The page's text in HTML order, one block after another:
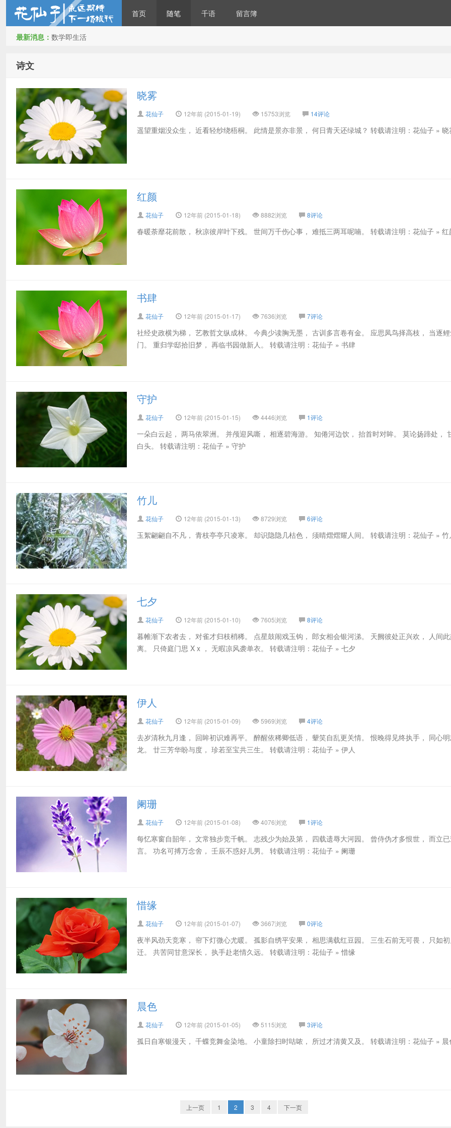
首页 随笔 千语 留言簿
最新消息： 数学即生活
诗文
晓雾
花仙子 12年前 (2015-01-19) 15753浏览 14评论
遥望重烟没众生， 近看轻纱绕梧桐。 此情是景亦非景， 何日青天还绿城？ 转载请注明：花仙子 » 晓
红颜
花仙子 12年前 (2015-01-18) 8882浏览 8评论
春暖荼靡花前散， 秋凉彼岸叶下残。 世间万千伤心事， 难抵三两耳呢喃。 转载请注明：花仙子 » 红
书肆
花仙子 12年前 (2015-01-17) 7636浏览 7评论
社经史政横为梯， 艺教哲文纵成林。 今典少读胸无墨， 古训多言卷有金。 应思凤鸟择高枝， 当逐
门。 重归学邸拾旧梦， 再临书园做新人。 转载请注明：花仙子 » 书肆
守护
花仙子 12年前 (2015-01-15) 4446浏览 1评论
一朵白云起， 两马依翠洲。 并颅迎风嘶， 相逐碧海游。 知倦河边饮， 抬首时对眸。 莫论扬蹄处，
白头。 转载请注明：花仙子 » 守护
竹儿
花仙子 12年前 (2015-01-13) 8729浏览 6评论
玉絮翩翩自不凡， 青枝亭亭只凌寒。 却识隐隐几枯色， 须晴熠熠耀人间。 转载请注明：花仙子 » 竹
七夕
花仙子 12年前 (2015-01-10) 7605浏览 8评论
暮帷渐下农者去， 对雀才归枝梢稀。 点星鼓闹戏玉钩， 郎女相会银河涕。 天阙彼处正兴欢， 人间
离。 只倚庭门思 X x ， 无暇凉风袭单衣。 转载请注明：花仙子 » 七夕
伊人
花仙子 12年前 (2015-01-09) 5969浏览 4评论
去岁清秋九月逢， 回眸初识难再平。 醉醒依稀卿低语， 颦笑自乱更关情。 恨晚得见终执手， 同心
龙。 廿三芳华盼与度， 珍若至宝共三生。 转载请注明：花仙子 » 伊人
阑珊
花仙子 12年前 (2015-01-08) 4076浏览 1评论
每忆寒窗自韶年， 文常独步竞千帆。 志残少为始及第， 四载遗辱大河园。 曾侍伪才多恨世， 而立
言。 功名可搏万念舍， 壬辰不惑好儿男。 转载请注明：花仙子 » 阑珊
惜缘
花仙子 12年前 (2015-01-07) 3667浏览 0评论
夜半风劲天竞寒， 帘下灯微心尤暖。 孤影自绣平安果， 相思满载红豆园。 三生石前无可畏， 只如初
迁。 共苦同甘意深长， 执手赴老情久远。 转载请注明：花仙子 » 惜缘
晨色
花仙子 12年前 (2015-01-05) 5115浏览 3评论
孤日自寒银漫天， 千蝶竞舞金染地。 小童除扫时咕哝， 所过才清黄又及。 转载请注明：花仙子 » 晨
上一页 1 2 3 4 下一页